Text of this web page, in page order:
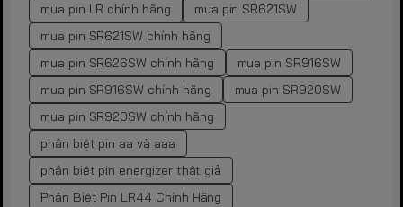
mua pin LR chính hãng
mua pin SR621SW
mua pin SR621SW chính hãng
mua pin SR626SW chính hãng
mua pin SR916SW
mua pin SR916SW chính hãng
mua pin SR920SW
mua pin SR920SW chính hãng
phân biệt pin aa và aaa
phân biệt pin energizer thật giả
Phân Biệt Pin LR44 Chính Hãng